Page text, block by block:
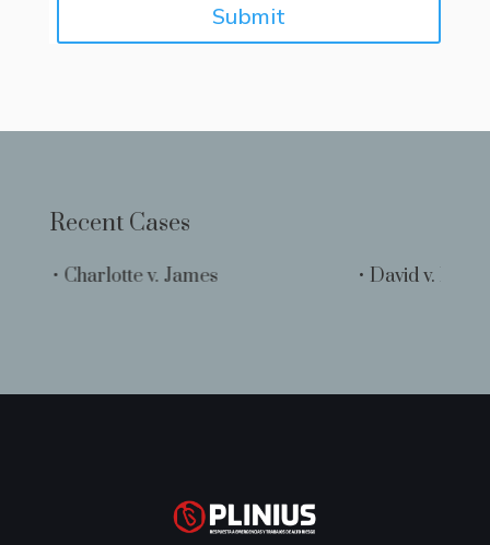
Submit
Recent Cases
• Charlotte v. James • David v. Kenneth